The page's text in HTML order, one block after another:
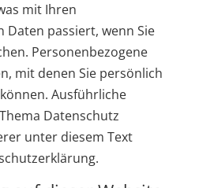
mit Ihren
Daten passiert, wenn Sie
Personenbezogene
mit denen Sie persönlich
Ausführliche
Datenschutz
unter diesem Text